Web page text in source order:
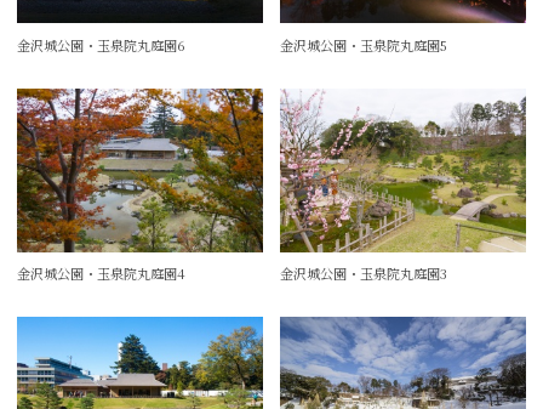
金沢城公園・玉泉院丸庭園6 金沢城公園・玉泉院丸庭園5
金沢城公園・玉泉院丸庭園4 金沢城公園・玉泉院丸庭園3